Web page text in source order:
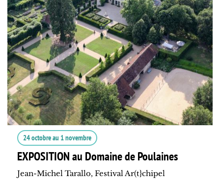
24 octobreau 1 novembre
EXPOSITION au Domaine de Poulaines
Jean-Michel Tarallo, Festival Ar(t}chipel